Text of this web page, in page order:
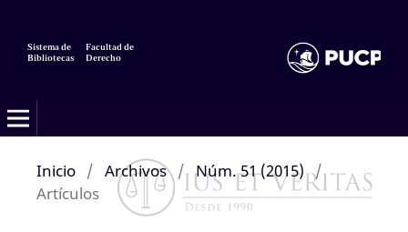
Sistema de
Bibliotecas
Facultad de
Derecho
Inicio / Archivos / Núm. 51 (2015) /
Artículos